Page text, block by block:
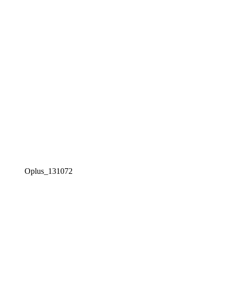
Oplus_131072